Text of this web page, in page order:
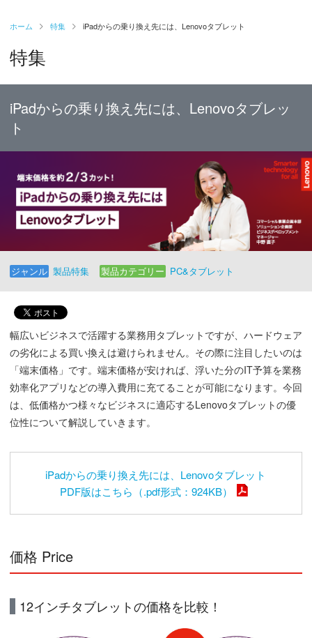
ホーム 特集 iPadからの乗り換え先には、Lenovoタブレット
特集
iPadからの乗り換え先には、Lenovoタブレッ
ト
ジャンル 製品特集 製品カテゴリー PC&タブレット
幅広いビジネスで活躍する業務用タブレットですが、ハードウェア
の劣化による買い換えは避けられません。その際に注目したいのは
「端末価格」です。端末価格が安ければ、浮いた分のIT予算を業務
効率化アプリなどの導入費用に充てることが可能になります。今回
は、低価格かつ様々なビジネスに適応するLenovoタブレットの優
位性について解説していきます。
iPadからの乗り換え先には、Lenovoタブレット
PDF版はこちら（.pdf形式：924KB）
価格 Price
12インチタブレットの価格を比較！